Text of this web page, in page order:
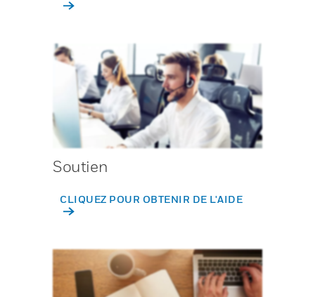
Soutien
CLIQUEZ POUR OBTENIR DE L'AIDE